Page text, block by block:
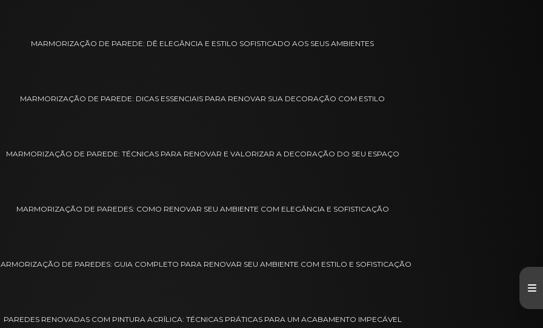
MARMORIZAÇÃO DE PAREDE: DÊ ELEGÂNCIA E ESTILO SOFISTICADO AOS SEUS AMBIENTES
MARMORIZAÇÃO DE PAREDE: DICAS ESSENCIAIS PARA RENOVAR SUA DECORAÇÃO COM ESTILO
MARMORIZAÇÃO DE PAREDE: TÉCNICAS PARA RENOVAR E VALORIZAR A DECORAÇÃO DO SEU ESPAÇO
MARMORIZAÇÃO DE PAREDES: COMO RENOVAR SEU AMBIENTE COM ELEGÂNCIA E SOFISTICAÇÃO
DE PAREDES: GUIA COMPLETO PARA RENOVAR SEU AMBIENTE COM ESTILO E SOFISTICAÇÃO
PAREDES RENOVADAS COM PINTURA ACRÍLICA: TÉCNICAS PRÁTICAS PARA UM ACABAMENTO IMPECÁVEL